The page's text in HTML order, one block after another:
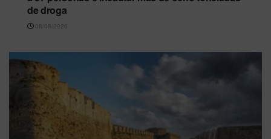
de droga
08/08/2026